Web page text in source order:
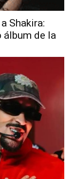
Shakira:
álbum de la